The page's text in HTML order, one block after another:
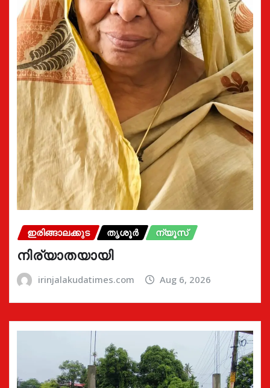
ഇരിങ്ങാലക്കുട തൃശൂർ ന്യൂസ്
നിര്യാതയായി
irinjalakudatimes.com Aug 6, 2026